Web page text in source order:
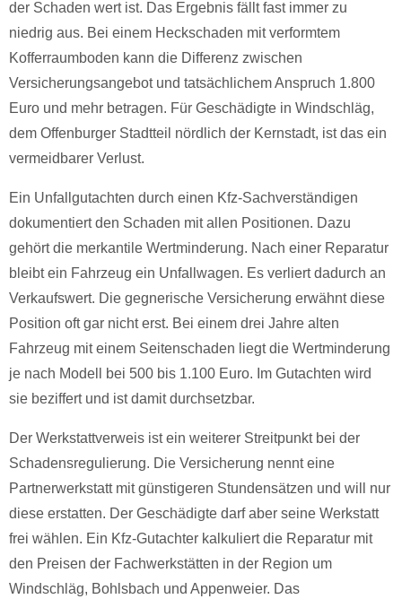
der Schaden wert ist. Das Ergebnis fällt fast immer zu
niedrig aus. Bei einem Heckschaden mit verformtem
Kofferraumboden kann die Differenz zwischen
Versicherungsangebot und tatsächlichem Anspruch 1.800
Euro und mehr betragen. Für Geschädigte in Windschläg,
dem Offenburger Stadtteil nördlich der Kernstadt, ist das ein
vermeidbarer Verlust.
Ein Unfallgutachten durch einen Kfz-Sachverständigen
dokumentiert den Schaden mit allen Positionen. Dazu
gehört die merkantile Wertminderung. Nach einer Reparatur
bleibt ein Fahrzeug ein Unfallwagen. Es verliert dadurch an
Verkaufswert. Die gegnerische Versicherung erwähnt diese
Position oft gar nicht erst. Bei einem drei Jahre alten
Fahrzeug mit einem Seitenschaden liegt die Wertminderung
je nach Modell bei 500 bis 1.100 Euro. Im Gutachten wird
sie beziffert und ist damit durchsetzbar.
Der Werkstattverweis ist ein weiterer Streitpunkt bei der
Schadensregulierung. Die Versicherung nennt eine
Partnerwerkstatt mit günstigeren Stundensätzen und will nur
diese erstatten. Der Geschädigte darf aber seine Werkstatt
frei wählen. Ein Kfz-Gutachter kalkuliert die Reparatur mit
den Preisen der Fachwerkstätten in der Region um
Windschläg, Bohlsbach und Appenweier. Das